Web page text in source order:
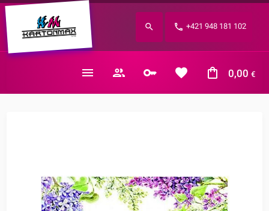
+421 948 181 102
0,00 €
Zabudnuté heslo?
E-mail